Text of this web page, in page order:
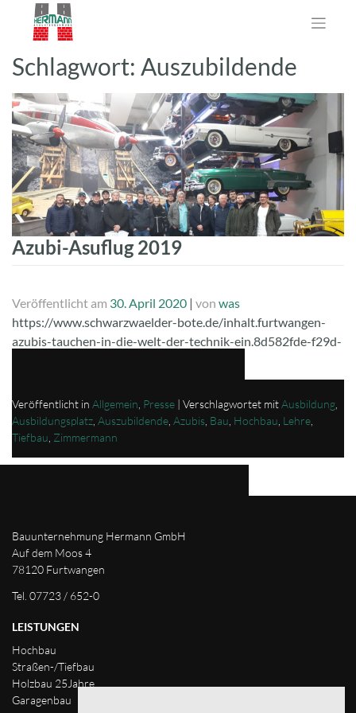
Schlagwort: Auszubildende
Azubi-Asuflug 2019
Veröffentlicht am 30. April 2020 | von was
https://www.schwarzwaelder-bote.de/inhalt.furtwangen-
azubis-tauchen-in-die-welt-der-technik-ein.8d582fde-f29d-
Veröffentlicht in Allgemein Presse | Verschlagwortet mitAusbildung
Ausbildungsplatz Auszubildende Azubis Bau Hochbau Lehre
Tiefbau Zimmermann
Bauunternehmung Hermann GmbH
Auf dem Moos 4
78120 Furtwangen
Tel. 07723 / 652-0
LEISTUNGEN
Hochbau
Straßen-/Tiefbau
Holzbau 25Jahre
Garagenbau